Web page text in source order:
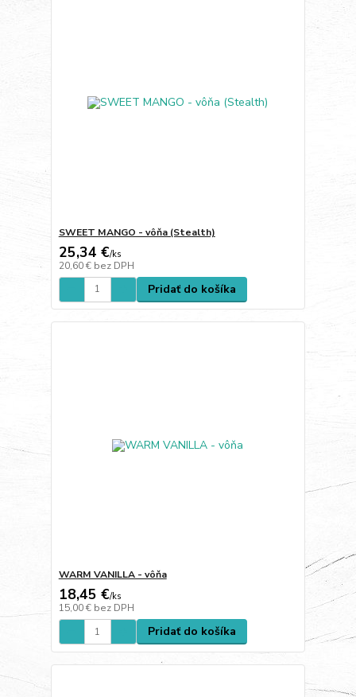
SWEET MANGO - vôňa (Stealth)
25,34 €/ks
20,60 € bez DPH
Pridať do košíka
WARM VANILLA - vôňa
18,45 €/ks
15,00 € bez DPH
Pridať do košíka